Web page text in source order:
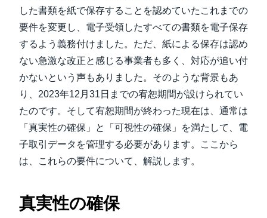
した書類を紙で保存することを認めていたこれまでの
要件を変更し、電子受領したすべての書類を電子保存
するよう義務付けました。ただ、紙による保存は認め
ない急激な改正と感じる事業者も多く、対応が追い付
かないという声もありました。そのような背景もあ
り、2023年12月31日までの宥恕期間が設けられてい
たのです。そして宥恕期間が終わった現在は、通常は
「真実性の確保」と「可視性の確保」を満たして、電
子取引データを管理する必要があります。ここから
は、これらの要件について、解説します。
真実性の確保